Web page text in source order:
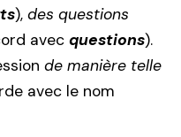
), des questions
avec questions).
de manière telle
avec le nom